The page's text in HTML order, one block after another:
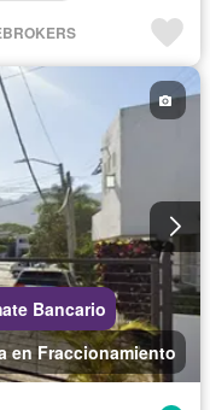
Bancario
en Fraccionamiento